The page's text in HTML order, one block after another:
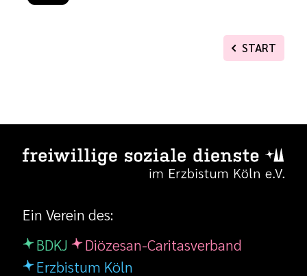
START
Ein Verein des:
BDKJ
Diözesan-Caritasverband
Erzbistum Köln